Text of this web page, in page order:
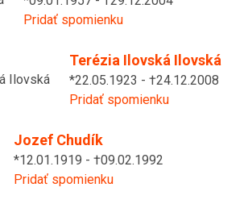
Pridať spomienku
Terézia Ilovská Ilovská
*22.05.1923 - †24.12.2008
Pridať spomienku
Jozef Chudík
*12.01.1919 - †09.02.1992
Pridať spomienku